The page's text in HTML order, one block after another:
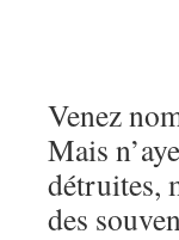
Venez
Mais
détruites,
des